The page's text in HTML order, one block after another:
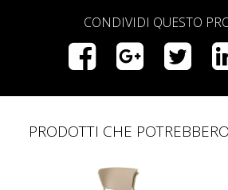
CONDIVIDI QUESTO
PRODOTTI CHE